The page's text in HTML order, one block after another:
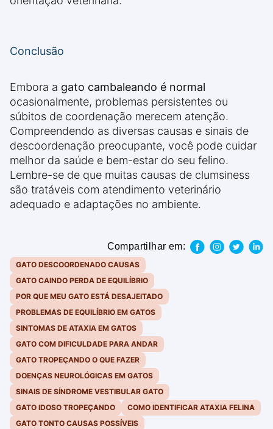
Conclusão
Embora a gato cambaleando é normal
ocasionalmente, problemas persistentes ou
súbitos de coordenação merecem atenção.
Compreendendo as diversas causas e sinais de
descoordenação preocupante, você pode cuidar
melhor da saúde e bem-estar do seu felino.
Lembre-se de que muitas causas de clumsiness
são tratáveis com atendimento veterinário
adequado e adaptações no ambiente.
Compartilhar em:
GATO DESCOORDENADO CAUSAS
GATO CAINDO PERDA DE EQUILÍBRIO
POR QUE MEU GATO ESTÁ DESAJEITADO
PROBLEMAS DE EQUILÍBRIO EM GATOS
SINTOMAS DE ATAXIA EM GATOS
GATO COM DIFICULDADE PARA ANDAR
GATO TROPEÇANDO O QUE FAZER
DOENÇAS NEUROLÓGICAS EM GATOS
SINAIS DE SÍNDROME VESTIBULAR GATO
GATO IDOSO TROPEÇANDO
COMO IDENTIFICAR ATAXIA FELINA
GATO TONTO CAUSAS POSSÍVEIS